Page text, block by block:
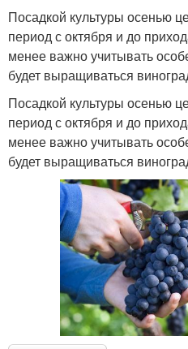
Посадкой культуры осенью
период с октября и до
менее важно учитывать
будет выращиваться
Посадкой культуры осенью
период с октября и до
менее важно учитывать
будет выращиваться